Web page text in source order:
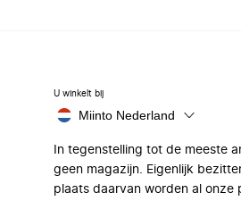
U winkelt bij
Miinto Nederland
In tegenstelling tot de meeste
geen magazijn. Eigenlijk
plaats daarvan worden al onze